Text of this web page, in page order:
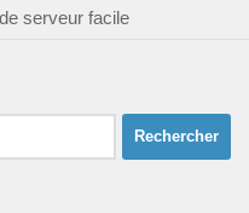
serveur facile